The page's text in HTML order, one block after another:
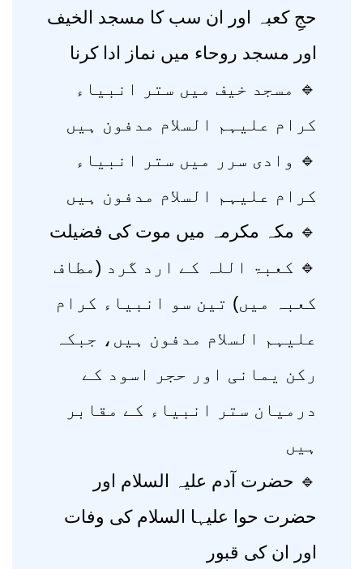
حجِ کعبہ اور ان سب کا مسجد الخیف
اور مسجد روحاء میں نماز ادا کرنا
🔹 مسجد خیف میں ستر انبیاء
کرام علیہم السلام مدفون ہیں
🔹 وادی سرر میں ستر انبیاء
کرام علیہم السلام مدفون ہیں
🔹 مکہ مکرمہ میں موت کی فضیلت
🔹 کعبۃ اللہ کے ارد گرد (مطاف
کعبہ میں) تین سو انبیاء کرام
علیہم السلام مدفون ہیں، جبکہ
رکن یمانی اور حجر اسود کے
درمیان ستر انبیاء کے مقابر
ہیں
🔹 حضرت آدم علیہ السلام اور
حضرت حوا علیہا السلام کی وفات
اور ان کی قبور